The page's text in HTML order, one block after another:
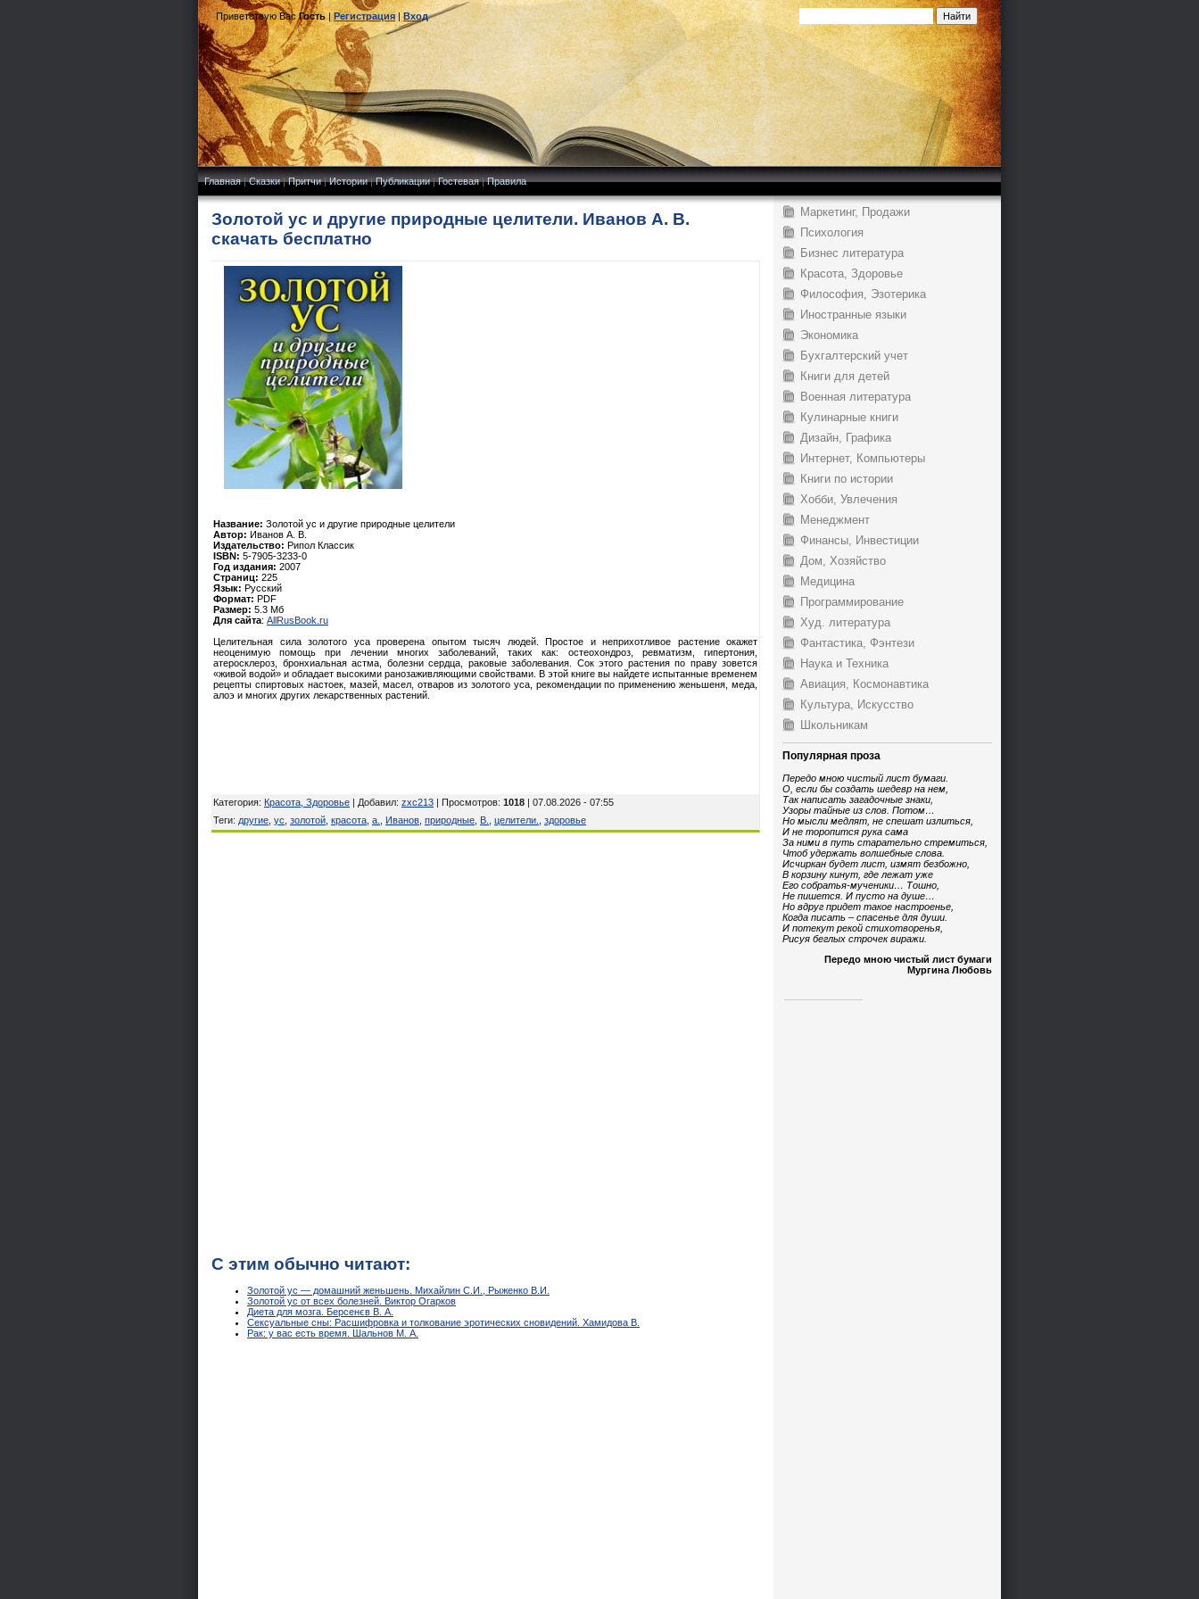
Приветствую Вас Гость|Регистрация|Вход
Главная|Сказки|Притчи|Истории|Публикации|Гостевая|Правила
Золотой ус и другие природные целители. Иванов А. В.
скачать бесплатно
Название: Золотой ус и другие природные целители
Автор: Иванов А. В.
Издательство: Рипол Классик
ISBN: 5-7905-3233-0
Год издания: 2007
Страниц: 225
Язык: Русский
Формат: PDF
Размер: 5.3 Мб
Для сайта: AllRusBook.ru
Целительная сила золотого уса проверена опытом тысяч людей. Простое и неприхотливое растение окажет
неоценимую помощь при лечении многих заболеваний, таких как: остеохондроз, ревматизм, гипертония,
атеросклероз, бронхиальная астма, болезни сердца, раковые заболевания. Сок этого растения по праву зовется
«живой водой» и обладает высокими ранозаживляющими свойствами. В этой книге вы найдете испытанные временем
рецепты спиртовых настоек, мазей, масел, отваров из золотого уса, рекомендации по применению женьшеня, меда,
алоэ и многих других лекарственных растений.
Категория: Красота, Здоровье | Добавил: zxc213 | Просмотров: 1018 | 07.08.2026 - 07:55
Теги: другие ус золотой красота а. Иванов природные В. целители. здоровье
С этим обычно читают:
Золотой ус — домашний женьшень. Михайлин С.И., Рыженко В.И.
Золотой ус от всех болезней. Виктор Огарков
Диета для мозга. Берсенєв В. А.
Сексуальные сны: Расшифровка и толкование эротических сновидений. Хамидова В.
Рак: у вас есть время. Шальнов М. А.
Маркетинг, Продажи
Психология
Бизнес литература
Красота, Здоровье
Философия, Эзотерика
Иностранные языки
Экономика
Бухгалтерский учет
Книги для детей
Военная литература
Кулинарные книги
Дизайн, Графика
Интернет, Компьютеры
Книги по истории
Хобби, Увлечения
Менеджмент
Финансы, Инвестиции
Дом, Хозяйство
Медицина
Программирование
Худ. литература
Фантастика, Фэнтези
Наука и Техника
Авиация, Космонавтика
Культура, Искусство
Школьникам
Популярная проза
Передо мною чистый лист бумаги.
О, если бы создать шедевр на нем,
Так написать загадочные знаки,
Узоры тайные из слов. Потом…
Но мысли медлят, не спешат излиться,
И не торопится рука сама
За ними в путь старательно стремиться,
Чтоб удержать волшебные слова.
Исчиркан будет лист, измят безбожно,
В корзину кинут, где лежат уже
Его собратья-мученики… Тошно,
Не пишется. И пусто на душе…
Но вдруг придет такое настроенье,
Когда писать – спасенье для души.
И потекут рекой стихотворенья,
Рисуя беглых строчек виражи.
Передо мною чистый лист бумаги
Мургина Любовь